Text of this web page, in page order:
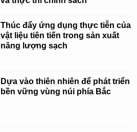
Thúc đẩy ứng dụng thực tiễn của
vật liệu tiên tiến trong sản xuất
năng lượng sạch
Dựa vào thiên nhiên để phát triển
bền vững vùng núi phía Bắc